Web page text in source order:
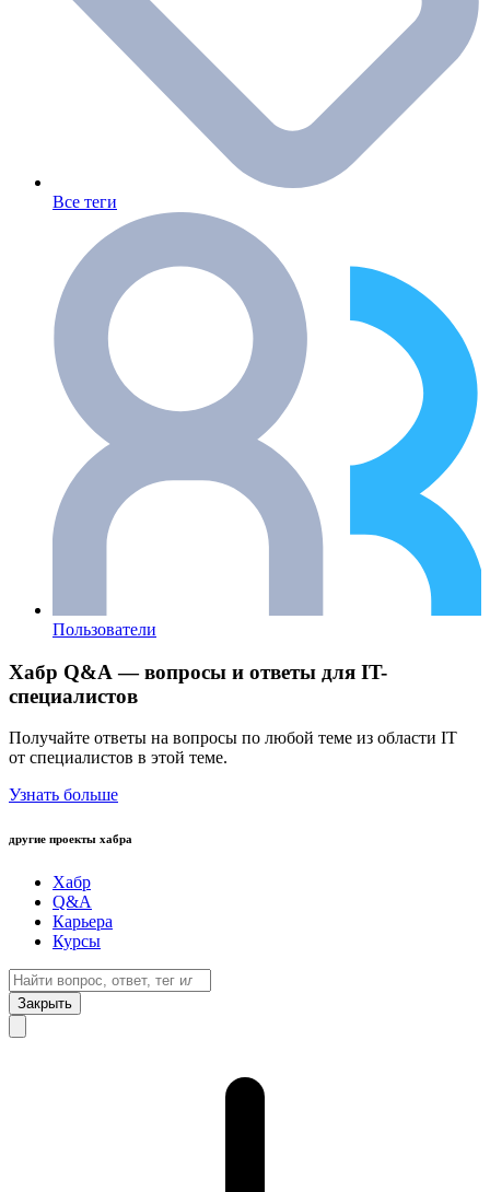
Все теги
Пользователи
Хабр Q&A — вопросы и ответы для IT-
специалистов
Получайте ответы на вопросы по любой теме из области IT
от специалистов в этой теме.
Узнать больше
другие проекты хабра
Хабр
Q&A
Карьера
Курсы
Закрыть